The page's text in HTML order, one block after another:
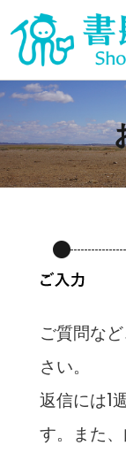
ご質問な
さい。
返信には1
す。また